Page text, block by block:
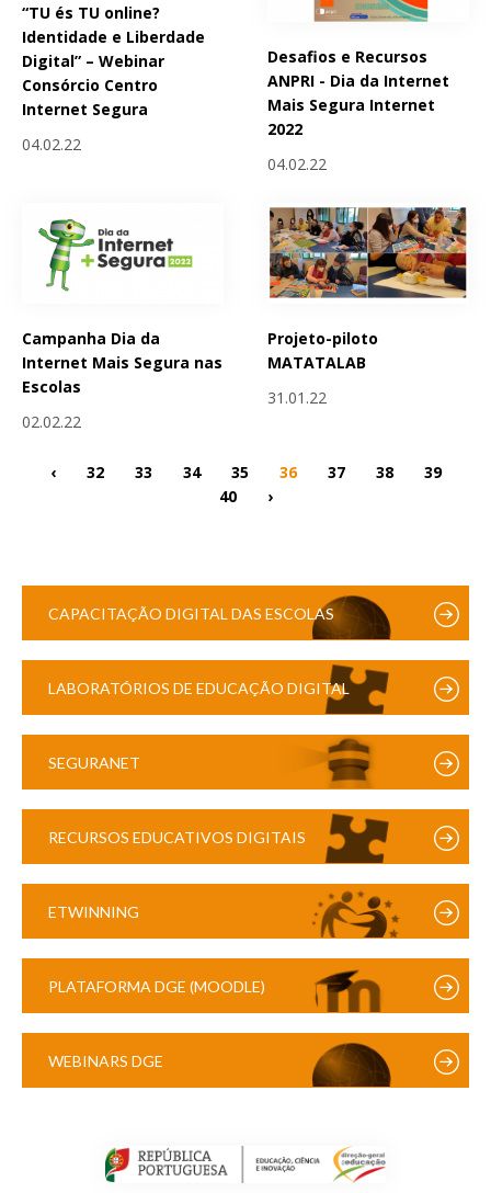
“TU és TU online?
Identidade e Liberdade
Digital” – Webinar
Consórcio Centro
Internet Segura
04.02.22
Desafios e Recursos
ANPRI - Dia da Internet
Mais Segura Internet
2022
04.02.22
Campanha Dia da
Internet Mais Segura nas
Escolas
02.02.22
Projeto-piloto
MATATALAB
31.01.22
‹ 32 33 34 35 36 37 38
39
40
›
CAPACITAÇÃO DIGITAL DAS ESCOLAS
LABORATÓRIOS DE EDUCAÇÃO DIGITAL
SEGURANET
RECURSOS EDUCATIVOS DIGITAIS
ETWINNING
PLATAFORMA DGE (MOODLE)
WEBINARS DGE